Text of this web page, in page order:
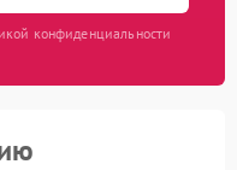
конфиденциальности